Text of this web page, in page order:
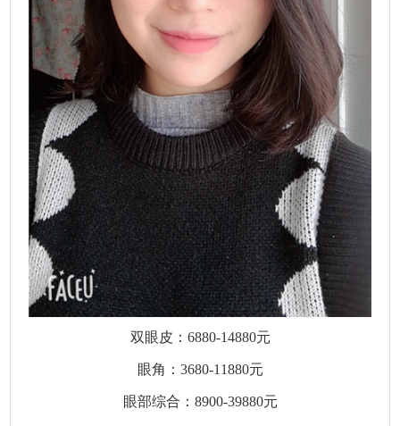
双眼皮：6880-14880元
眼角：3680-11880元
眼部综合：8900-39880元